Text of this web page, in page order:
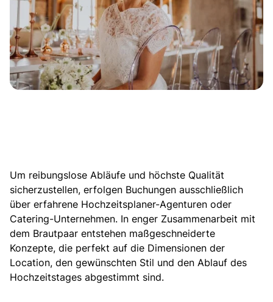
Um reibungslose Abläufe und höchste Qualität
sicherzustellen, erfolgen Buchungen ausschließlich
über erfahrene Hochzeitsplaner-Agenturen oder
Catering-Unternehmen. In enger Zusammenarbeit mit
dem Brautpaar entstehen maßgeschneiderte
Konzepte, die perfekt auf die Dimensionen der
Location, den gewünschten Stil und den Ablauf des
Hochzeitstages abgestimmt sind.